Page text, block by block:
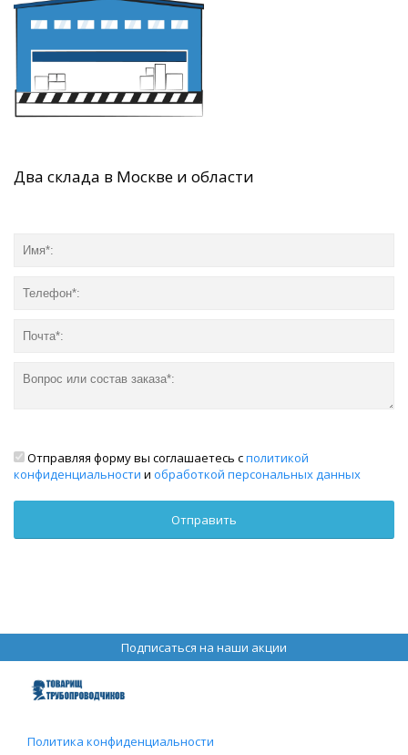
Два склада в Москве и области
Отправляя форму вы соглашаетесь сполитикой
конфиденциальности и обработкой персональных данных
Подписаться на наши акции
Политика конфиденциальности